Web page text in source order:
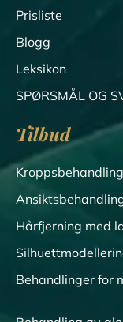
Prisliste
Blogg
Leksikon
SPØRSMÅL OG
Tilbud
Hårfjerning med
Behandlinger for